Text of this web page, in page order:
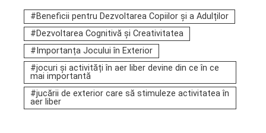
Beneficii pentru Dezvoltarea Copiilor și a Adulților
Dezvoltarea Cognitivă și Creativitatea
Importanța Jocului în Exterior
jocuri și activități în aer liber devine din ce în ce
mai importantă
jucării de exterior care să stimuleze activitatea în
aer liber